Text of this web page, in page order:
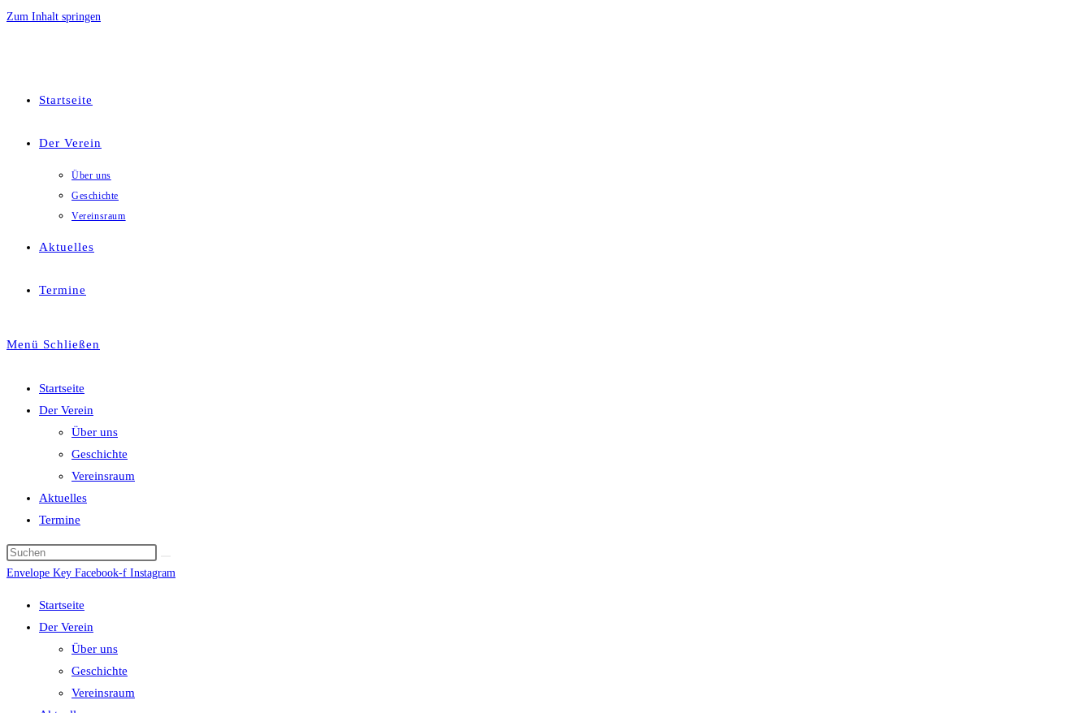
Zum Inhalt springen
Startseite
Der Verein
Über uns
Geschichte
Vereinsraum
Aktuelles
Termine
Menü Schließen
Startseite
Der Verein
Über uns
Geschichte
Vereinsraum
Aktuelles
Termine
Envelope Key Facebook-f Instagram
Startseite
Der Verein
Über uns
Geschichte
Vereinsraum